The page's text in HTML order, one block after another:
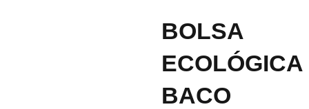
BOLSA
ECOLÓGICA
BACO